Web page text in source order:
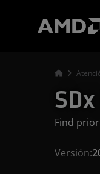
Find
Versión: